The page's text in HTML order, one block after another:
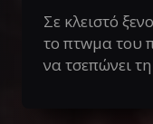
Σε κλειστό
το πτwμα του
να τσεπώνει